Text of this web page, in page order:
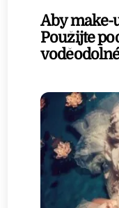
Aby make-
Použijte